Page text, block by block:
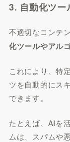
3. 自動化ツー
不適切なコンテ
化ツールやアル
これにより、特
ツを自動的にス
できます。
たとえば、AIを
ムは、スパムや